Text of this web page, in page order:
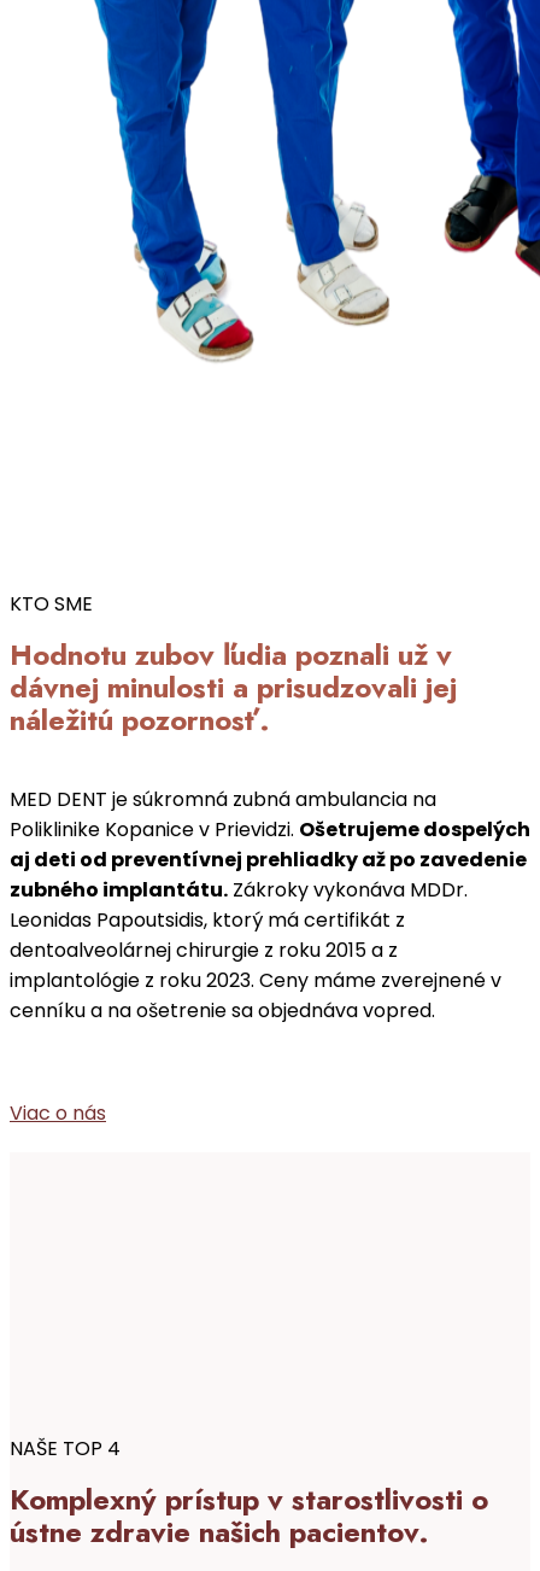
KTO SME
Hodnotu zubov ľudia poznali už v
dávnej minulosti a prisudzovali jej
náležitú pozornosť.
MED DENT je súkromná zubná ambulancia na
Poliklinike Kopanice v Prievidzi. Ošetrujeme dospelých
aj deti od preventívnej prehliadky až po zavedenie
zubného implantátu. Zákroky vykonáva MDDr.
Leonidas Papoutsidis, ktorý má certifikát z
dentoalveolárnej chirurgie z roku 2015 a z
implantológie z roku 2023. Ceny máme zverejnené v
cenníku a na ošetrenie sa objednáva vopred.
Viac o nás
NAŠE TOP 4
Komplexný prístup v starostlivosti o
ústne zdravie našich pacientov.